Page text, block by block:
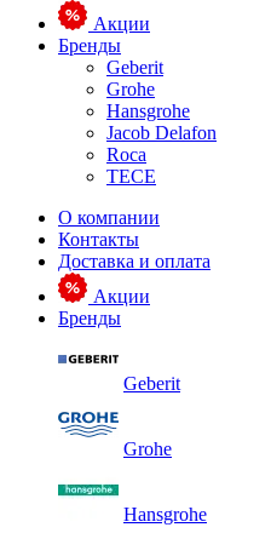
Акции
Бренды
Geberit
Grohe
Hansgrohe
Jacob Delafon
Roca
TECE
О компании
Контакты
Доставка и оплата
Акции
Бренды
Geberit
Grohe
Hansgrohe